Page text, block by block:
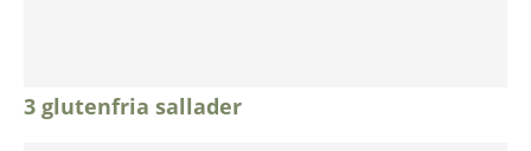
3 glutenfria sallader